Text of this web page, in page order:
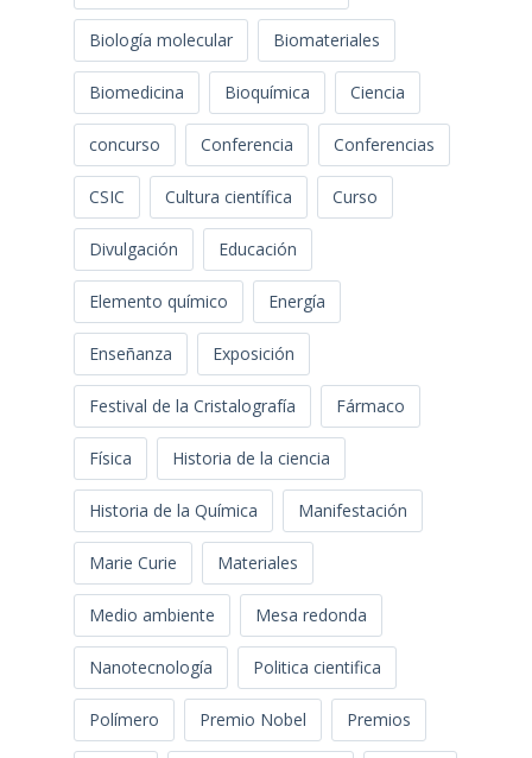
Biología molecular Biomateriales
Biomedicina Bioquímica Ciencia
concurso Conferencia Conferencias
CSIC Cultura científica Curso
Divulgación Educación
Elemento químico Energía
Enseñanza Exposición
Festival de la Cristalografía Fármaco
Física Historia de la ciencia
Historia de la Química Manifestación
Marie Curie Materiales
Medio ambiente Mesa redonda
Nanotecnología Politica cientifica
Polímero Premio Nobel Premios